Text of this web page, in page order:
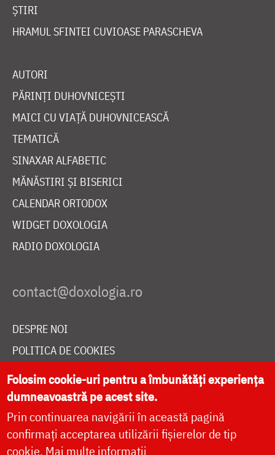
ȘTIRI
HRAMUL SFINTEI CUVIOASE PARASCHEVA
AUTORI
PĂRINȚI DUHOVNICEȘTI
MAICI CU VIAȚĂ DUHOVNICEASCĂ
TEMATICĂ
SINAXAR ALFABETIC
MĂNĂSTIRI ȘI BISERICI
CALENDAR ORTODOX
WIDGET DOXOLOGIA
RADIO DOXOLOGIA
DESPRE NOI
POLITICA DE COOKIES
DONEAZĂ ONLINE PENTRU CATEDRALA NAȚIONALĂ
LIVE
Folosim cookie-uri pentru a îmbunătăți experiența
dumneavoastră pe acest site.
Prin continuarea navigării în această pagină
confirmați acceptarea utilizării fișierelor de tip
cookie. Mai multe informații